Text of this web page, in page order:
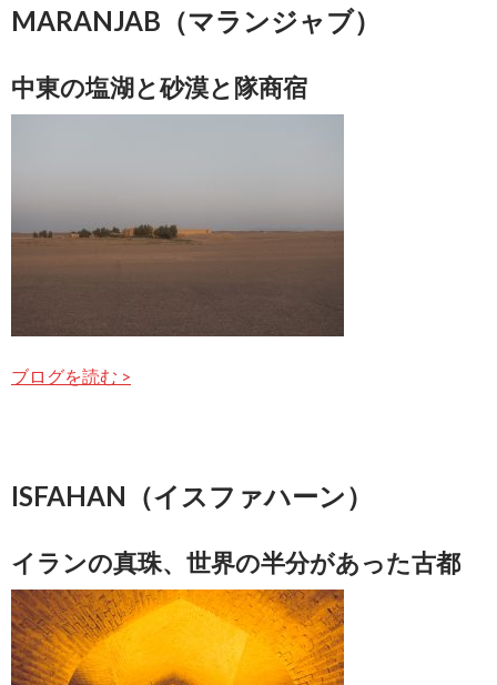
MARANJAB（マランジャブ）
中東の塩湖と砂漠と隊商宿
ブログを読む >
ISFAHAN（イスファハーン）
イランの真珠、世界の半分があった古都